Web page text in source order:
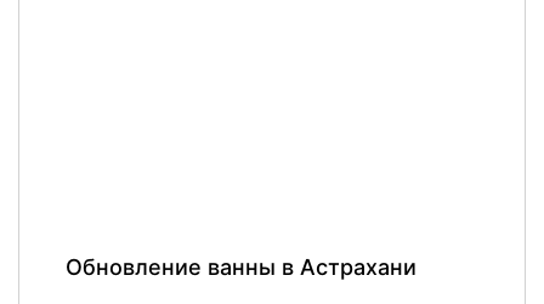
Обновление ванны в Астрахани